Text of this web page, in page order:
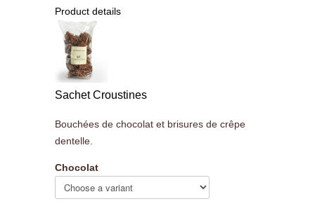
Product details
Sachet Croustines
Bouchées de chocolat et brisures de crêpe
dentelle.
Chocolat